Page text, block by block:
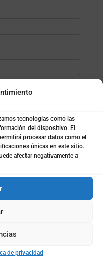
tecnologías como las
del dispositivo. El
procesar datos como el
únicas en este sitio.
afectar negativamente a
de privacidad